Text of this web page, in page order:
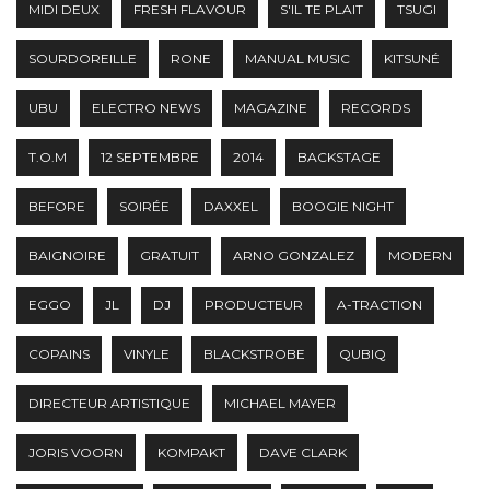
MIDI DEUX FRESH FLAVOUR S'IL TE PLAIT TSUGI
SOURDOREILLE RONE MANUAL MUSIC KITSUNÉ
UBU ELECTRO NEWS MAGAZINE RECORDS
T.O.M 12 SEPTEMBRE 2014 BACKSTAGE
BEFORE SOIRÉE DAXXEL BOOGIE NIGHT
BAIGNOIRE GRATUIT ARNO GONZALEZ MODERN
EGGO JL DJ PRODUCTEUR A-TRACTION
COPAINS VINYLE BLACKSTROBE QUBIQ
DIRECTEUR ARTISTIQUE MICHAEL MAYER
JORIS VOORN KOMPAKT DAVE CLARK